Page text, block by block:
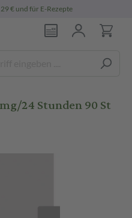
€ und für E-Rezepte
24 Stunden 90 St